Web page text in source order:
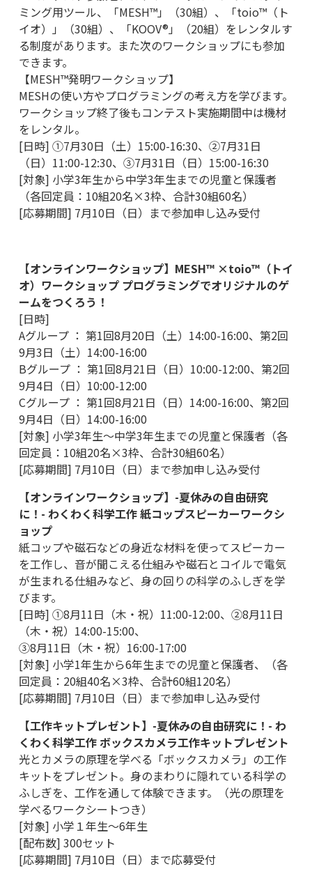
ミング用ツール、「MESH™」（30組）、「toio™（ト
イオ）」（30組）、「KOOV®」（20組）をレンタルす
る制度があります。また次のワークショップにも参加
できます。
【MESH™発明ワークショップ】
MESHの使い方やプログラミングの考え方を学びます。
ワークショップ終了後もコンテスト実施期間中は機材
をレンタル。
[日時] ①7月30日（土）15:00-16:30、②7月31日
（日）11:00-12:30、③7月31日（日）15:00-16:30
[対象] 小学3年生から中学3年生までの児童と保護者
（各回定員：10組20名×3枠、合計30組60名）
[応募期間] 7月10日（日）まで参加申し込み受付
【オンラインワークショップ】MESH™ ×toio™（トイ
オ）ワークショップ プログラミングでオリジナルのゲ
ームをつくろう！
[日時]
Aグループ ： 第1回8月20日（土）14:00-16:00、第2回
9月3日（土）14:00-16:00
Bグループ ： 第1回8月21日（日）10:00-12:00、第2回
9月4日（日）10:00-12:00
Cグループ ： 第1回8月21日（日）14:00-16:00、第2回
9月4日（日）14:00-16:00
[対象] 小学3年生～中学3年生までの児童と保護者（各
回定員：10組20名×3枠、合計30組60名）
[応募期間] 7月10日（日）まで参加申し込み受付
【オンラインワークショップ】-夏休みの自由研究
に！- わくわく科学工作 紙コップスピーカーワークシ
ョップ
紙コップや磁石などの身近な材料を使ってスピーカー
を工作し、音が聞こえる仕組みや磁石とコイルで電気
が生まれる仕組みなど、身の回りの科学のふしぎを学
びます。
[日時] ①8月11日（木・祝）11:00-12:00、②8月11日
（木・祝）14:00-15:00、
③8月11日（木・祝）16:00-17:00
[対象] 小学1年生から6年生までの児童と保護者、（各
回定員：20組40名×3枠、合計60組120名）
[応募期間] 7月10日（日）まで参加申し込み受付
【工作キットプレゼント】-夏休みの自由研究に！- わ
くわく科学工作 ボックスカメラ工作キットプレゼント
光とカメラの原理を学べる「ボックスカメラ」の工作
キットをプレゼント。身のまわりに隠れている科学の
ふしぎを、工作を通して体験できます。（光の原理を
学べるワークシートつき）
[対象] 小学１年生～6年生
[配布数] 300セット
[応募期間] 7月10日（日）まで応募受付